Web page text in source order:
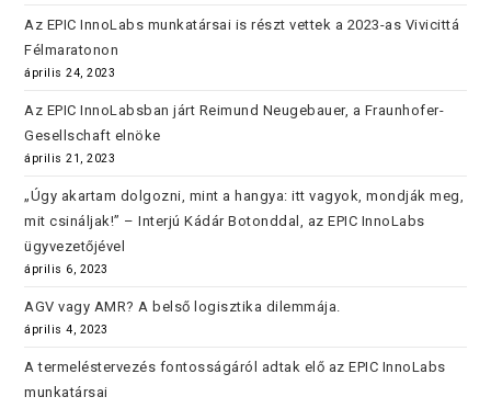
Az EPIC InnoLabs munkatársai is részt vettek a 2023-as Vivicittá
Félmaratonon
április 24, 2023
Az EPIC InnoLabsban járt Reimund Neugebauer, a Fraunhofer-
Gesellschaft elnöke
április 21, 2023
„Úgy akartam dolgozni, mint a hangya: itt vagyok, mondják meg,
mit csináljak!” – Interjú Kádár Botonddal, az EPIC InnoLabs
ügyvezetőjével
április 6, 2023
AGV vagy AMR? A belső logisztika dilemmája.
április 4, 2023
A termeléstervezés fontosságáról adtak elő az EPIC InnoLabs
munkatársai